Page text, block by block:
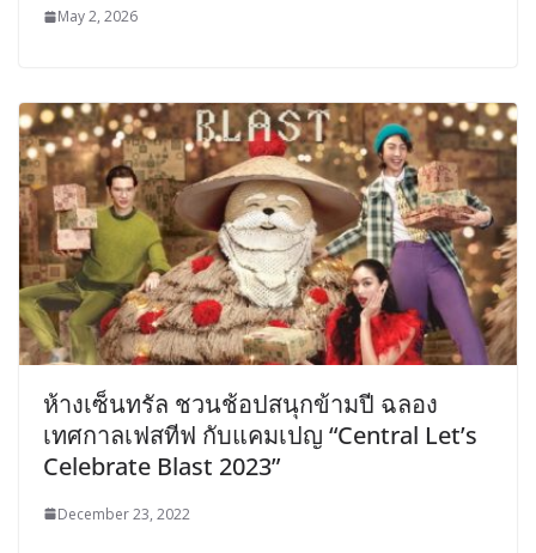
May 2, 2026
ห้างเซ็นทรัล ชวนช้อปสนุกข้ามปี ฉลอง
เทศกาลเฟสทีฟ กับแคมเปญ “Central Let’s
Celebrate Blast 2023”
December 23, 2022